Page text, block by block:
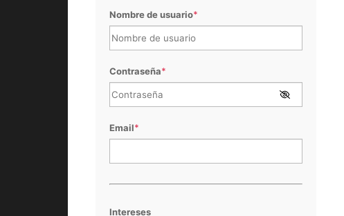
Nombre de usuario*
Contraseña*
Email*
Intereses